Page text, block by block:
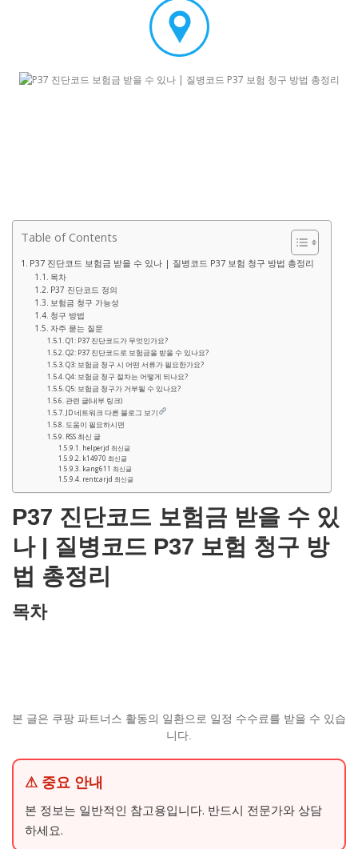
Table of Contents
P37 진단코드 보험금 받을 수 있나 | 질병코드 P37 보험 청구 방법 총정리
목차
P37 진단코드 정의
보험금 청구 가능성
청구 방법
자주 묻는 질문
Q1: P37 진단코드가 무엇인가요?
Q2: P37 진단코드로 보험금을 받을 수 있나요?
Q3: 보험금 청구 시 어떤 서류가 필요한가요?
Q4: 보험금 청구 절차는 어떻게 되나요?
Q5: 보험금 청구가 거부될 수 있나요?
관련 글(내부 링크)
JD 네트워크 다른 블로그 보기
도움이 필요하시면
RSS 최신 글
helperjd 최신글
k14970 최신글
kang611 최신글
rentcarjd 최신글
P37 진단코드 보험금 받을 수 있
나 | 질병코드 P37 보험 청구 방
법 총정리
목차
본 글은 쿠팡 파트너스 활동의 일환으로 일정 수수료를 받을 수 있습
니다.
⚠ 중요 안내
본 정보는 일반적인 참고용입니다. 반드시 전문가와 상담
하세요.